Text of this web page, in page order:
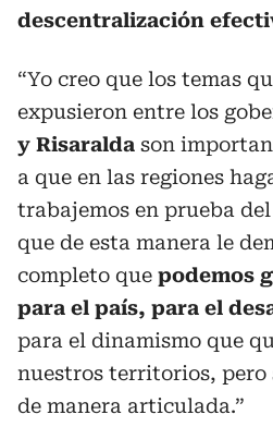
descentralización
“Yo creo que los temas
expusieron entre los
y Risaralda son
a que en las regiones
trabajemos en prueba
que de esta manera le
completo que podemos
para el país, para el
para el dinamismo que
nuestros territorios, pero
de manera articulada.”